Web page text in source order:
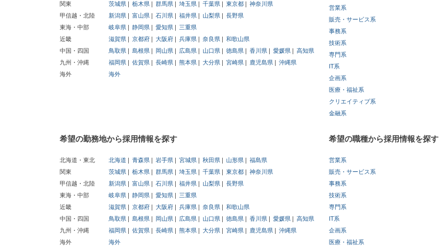
関東
茨城県 栃木県 群馬県 埼玉県 千葉県 東京都
神奈川県
甲信越・北陸
新潟県 富山県 石川県 福井県 山梨県
長野県
東海・中部
岐阜県 静岡県 愛知県
三重県
近畿
滋賀県 京都府 大阪府 兵庫県 奈良県
和歌山県
中国・四国
鳥取県 島根県 岡山県 広島県 山口県 徳島県 香川県 愛媛県
高知県
九州・沖縄
福岡県 佐賀県 長崎県 熊本県 大分県 宮崎県 鹿児島県
沖縄県
海外
海外
営業系
販売・サービス系
事務系
技術系
専門系
IT系
企画系
医療・福祉系
クリエイティブ系
金融系
希望の勤務地から採用情報を探す
北海道・東北 北海道 青森県 岩手県 宮城県 秋田県 山形県
福島県
関東
茨城県 栃木県 群馬県 埼玉県 千葉県 東京都
神奈川県
甲信越・北陸
新潟県 富山県 石川県 福井県 山梨県
長野県
東海・中部
岐阜県 静岡県 愛知県
三重県
近畿
滋賀県 京都府 大阪府 兵庫県 奈良県
和歌山県
中国・四国
鳥取県 島根県 岡山県 広島県 山口県 徳島県 香川県 愛媛県
高知県
九州・沖縄
福岡県 佐賀県 長崎県 熊本県 大分県 宮崎県 鹿児島県
沖縄県
海外
海外
希望の職種から採用情報を探す
営業系
販売・サービス系
事務系
技術系
専門系
IT系
企画系
医療・福祉系